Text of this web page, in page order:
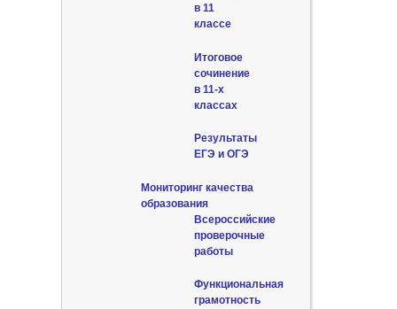
в 11
классе
Итоговое
сочинение
в 11-х
классах
Результаты
ЕГЭ и ОГЭ
Мониторинг качества
образования
Всероссийские
проверочные
работы
Функциональная
грамотность